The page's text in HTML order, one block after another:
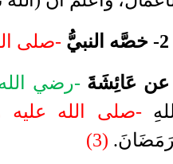
2- خصَّه النبيُّ
-صلى
عن عَائِشَةَ-رضي
اللهِ-صلى الله عليه
.
(3)